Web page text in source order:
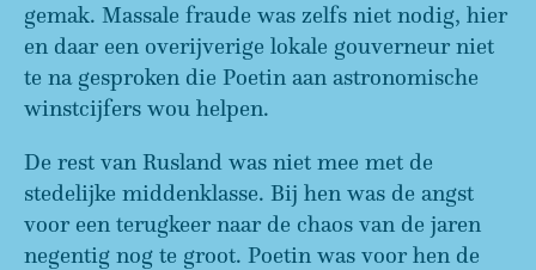
gemak. Massale fraude was zelfs niet nodig, hier
en daar een overijverige lokale gouverneur niet
te na gesproken die Poetin aan astronomische
winstcijfers wou helpen.
De rest van Rusland was niet mee met de
stedelijke middenklasse. Bij hen was de angst
voor een terugkeer naar de chaos van de jaren
negentig nog te groot. Poetin was voor hen de